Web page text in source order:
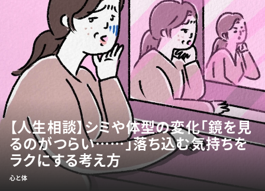
【人生相談】シミや体型の変化「鏡を見
るのがつらい……」落ち込む気持ちを
ラクにする考え方
心と体